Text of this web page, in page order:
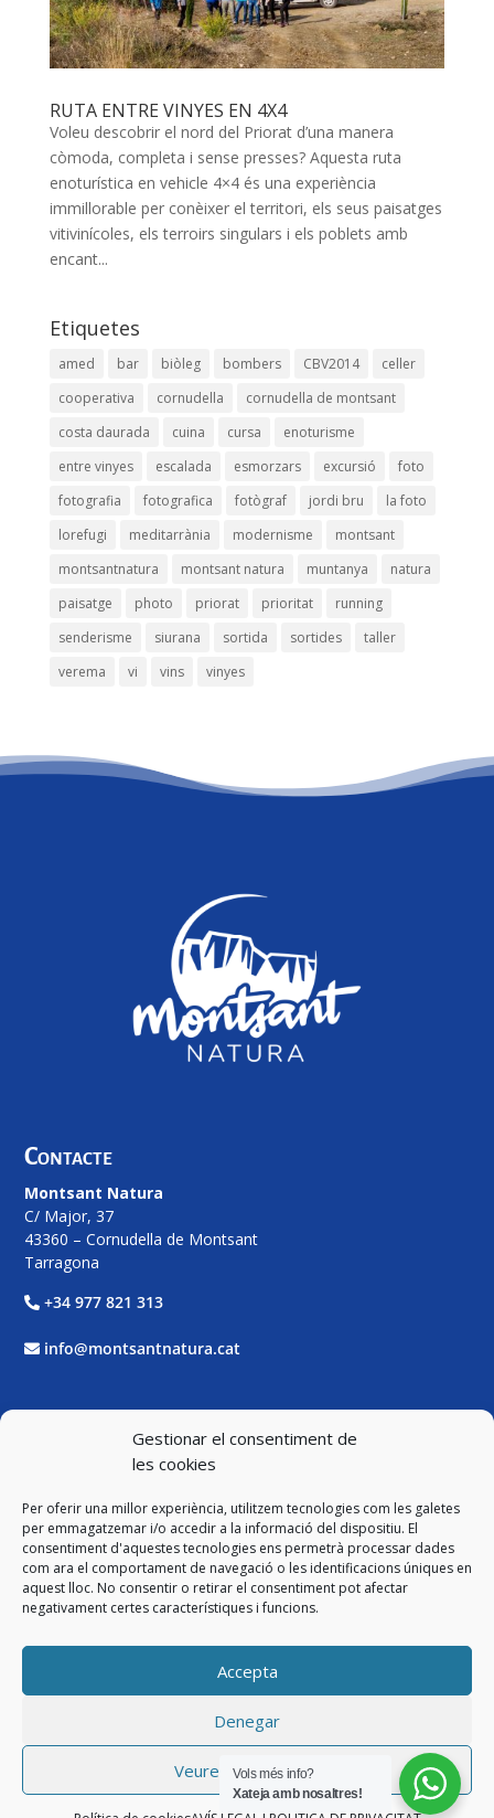
Gestionar el consentiment de
les cookies
Per oferir una millor experiència, utilitzem tecnologies com les galetes
per emmagatzemar i/o accedir a la informació del dispositiu. El
consentiment d'aquestes tecnologies ens permetrà processar dades
com ara el comportament de navegació o les identificacions úniques en
aquest lloc. No consentir o retirar el consentiment pot afectar
negativament certes característiques i funcions.
Accepta
Denegar
Veure preferències
RUTA ENTRE VINYES EN 4X4
Voleu descobrir el nord del Priorat d’una manera
còmoda, completa i sense presses? Aquesta ruta
enoturística en vehicle 4×4 és una experiència
immillorable per conèixer el territori, els seus paisatges
vitivinícoles, els terroirs singulars i els poblets amb
encant...
Etiquetes
amed bar biòleg bombers CBV2014
celler
cooperativa
cornudella
cornudella de montsant
costa daurada
cuina cursa
enoturisme
entre vinyes
escalada esmorzars excursió
foto
fotografia
fotografica fotògraf jordi bru
la foto
lorefugi
meditarrània modernisme
montsant
montsantnatura
montsant natura muntanya
natura
paisatge
photo priorat prioritat
running
senderisme
siurana sortida sortides
taller
verema
vi vins vinyes
Contacte
Montsant Natura
C/ Major, 37
43360 – Cornudella de Montsant
Tarragona
+34 977 821 313
info@montsantnatura.cat
Facebook
Twitter
Instagram
Legal
Avís Legal i Política de Privacitat
Vols més info?
Xateja amb nosaltres!